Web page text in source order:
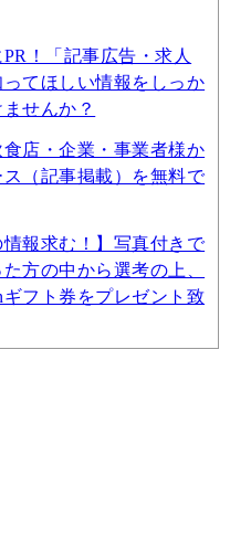
！「記事広告・求人
てほしい情報をしっか
せんか？
店・企業・事業者様か
（記事掲載）を無料で
情報求む！】写真付きで
方の中から選考の上、
ギフト券をプレゼント致